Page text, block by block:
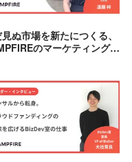
見ぬ市場を新たにつくる、
のマーケティング戦